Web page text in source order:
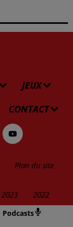
Podcasts
JEUX
CONTACT
Plan du site
2023 2022